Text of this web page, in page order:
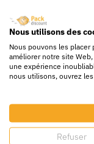
Livraison
Nous utilisons des
Nous pouvons les placer
améliorer notre site
une expérience
nous utilisons, ouvrez
Refuser